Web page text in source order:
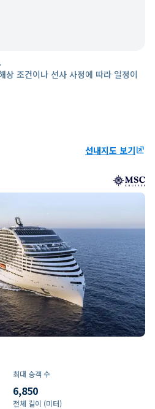
상 조건이나 선사 사정에 따라 일정이
선내지도 보기ungroup
최대 승객 수
6,850
전체 길이 (미터)